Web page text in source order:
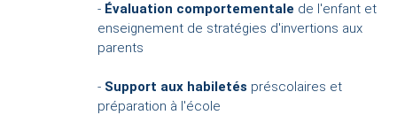
- Évaluation comportementale de l'enfant et
enseignement de stratégies d'invertions aux
parents
- Support aux habiletés préscolaires et
préparation à l'école